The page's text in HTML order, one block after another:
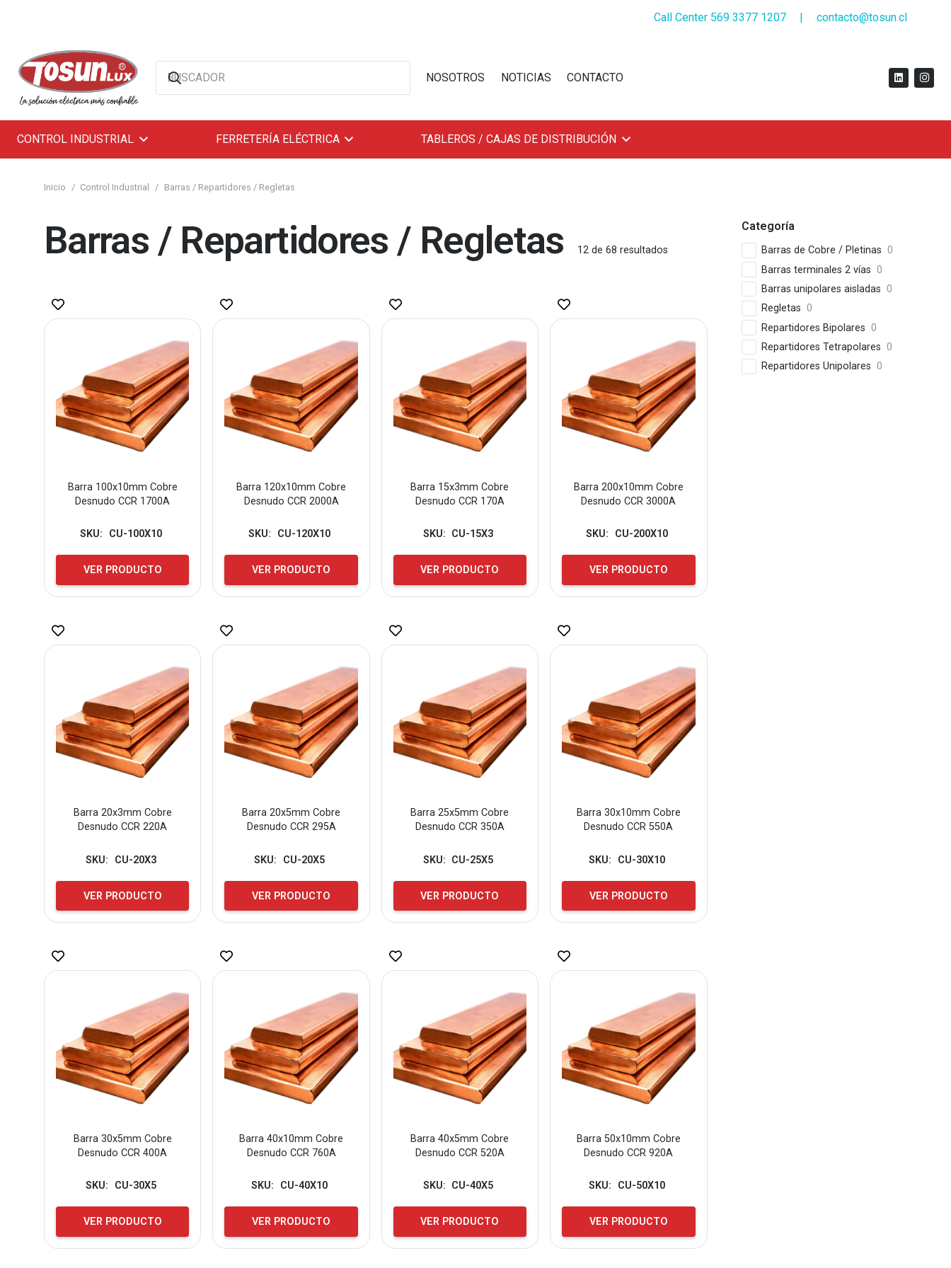
Call Center 569 3377 1207 | contacto@tosun.cl
NOSOTROS NOTICIAS CONTACTO
CONTROL INDUSTRIAL FERRETERÍA ELÉCTRICA TABLEROS / CAJAS DE DISTRIBUCIÓN
Inicio / Control Industrial / Barras / Repartidores / Regletas
Barras / Repartidores / Regletas 12de 68 resultados
Barra 100x10mm Cobre
Desnudo CCR 1700A
SKU: CU-100X10
VER PRODUCTO
Barra 120x10mm Cobre
Desnudo CCR 2000A
SKU: CU-120X10
VER PRODUCTO
Barra 15x3mm Cobre
Desnudo CCR 170A
SKU: CU-15X3
VER PRODUCTO
Barra 200x10mm Cobre
Desnudo CCR 3000A
SKU: CU-200X10
VER PRODUCTO
Barra 20x3mm Cobre
Desnudo CCR 220A
SKU: CU-20X3
VER PRODUCTO
Barra 20x5mm Cobre
Desnudo CCR 295A
SKU: CU-20X5
VER PRODUCTO
Barra 25x5mm Cobre
Desnudo CCR 350A
SKU: CU-25X5
VER PRODUCTO
Barra 30x10mm Cobre
Desnudo CCR 550A
SKU: CU-30X10
VER PRODUCTO
Barra 30x5mm Cobre
Desnudo CCR 400A
SKU: CU-30X5
VER PRODUCTO
Barra 40x10mm Cobre
Desnudo CCR 760A
SKU: CU-40X10
VER PRODUCTO
Barra 40x5mm Cobre
Desnudo CCR 520A
SKU: CU-40X5
VER PRODUCTO
Barra 50x10mm Cobre
Desnudo CCR 920A
SKU: CU-50X10
VER PRODUCTO
Categoría
Barras de Cobre / Pletinas 0
Barras terminales 2 vías 0
Barras unipolares aisladas 0
Regletas 0
Repartidores Bipolares 0
Repartidores Tetrapolares 0
Repartidores Unipolares 0